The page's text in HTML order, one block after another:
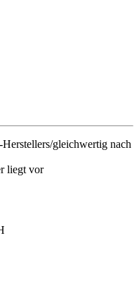
gleichwertig nach
liegt vor